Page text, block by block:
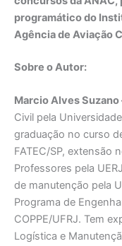
programático do
Agência de Aviação
Sobre o Autor:
Marcio Alves Suzano
Civil pela
graduação no curso
FATEC/SP, extensão
Professores pela
de manutenção pela
Programa de
COPPE/UFRJ. Tem
Logística e